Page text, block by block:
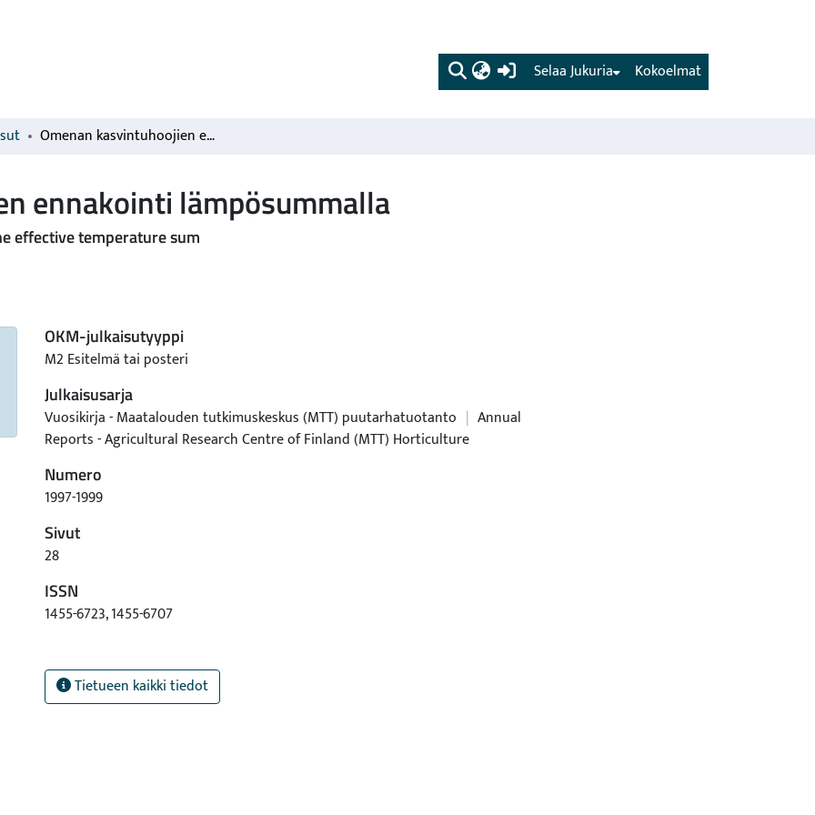
(current) Kokoelmat
Selaa Jukuria
Omenan kasvintuhoojien ennakointi lämpösummalla
ennakointi lämpösummalla
effective temperature sum
OKM-julkaisutyyppi
M2 Esitelmä tai posteri
Julkaisusarja
Vuosikirja - Maatalouden tutkimuskeskus (MTT) puutarhatuotanto | Annual
Reports - Agricultural Research Centre of Finland (MTT) Horticulture
Numero
1997-1999
Sivut
28
ISSN
1455-6723, 1455-6707
Tietueen kaikki tiedot